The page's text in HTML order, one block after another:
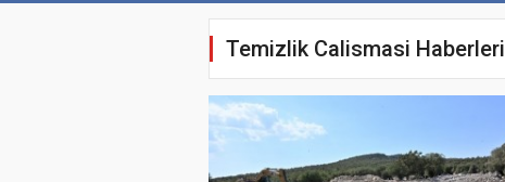
Temizlik Calismasi Haberleri